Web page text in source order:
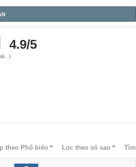
4.9/5
. )
Tìm
Lọc theo số sao
theo Phổ biến